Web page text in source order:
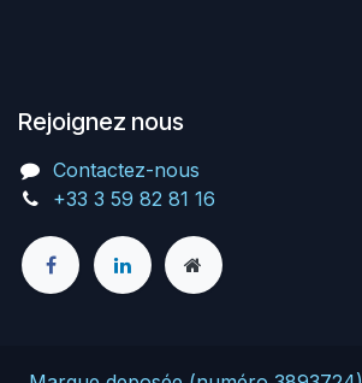
Rejoignez nous
Contactez-nous
+33 3 59 82 81 16